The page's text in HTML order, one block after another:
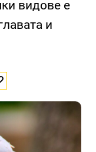
видове е
и